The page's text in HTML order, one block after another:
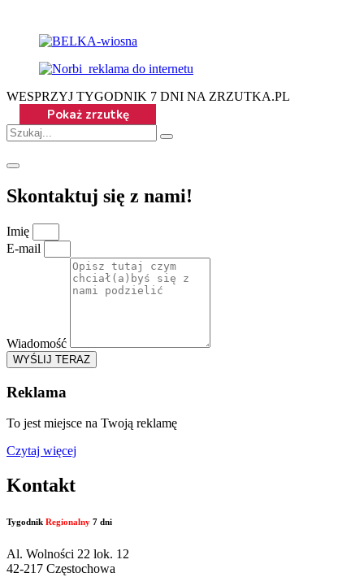
WESPRZYJ TYGODNIK 7 DNI NA ZRZUTKA.PL
Skontaktuj się z nami!
Imię
E-mail
Wiadomość
WYŚLIJ TERAZ
Reklama
To jest miejsce na Twoją reklamę
Czytaj więcej
Kontakt
Tygodnik Regionalny 7 dni
Al. Wolności 22 lok. 12
42-217 Częstochowa